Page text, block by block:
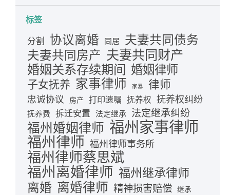
标签
分割 协议离婚 同居 夫妻共同债务
夫妻共同房产 夫妻共同财产
婚姻关系存续期间 婚姻律师
子女抚养 家事律师 家暴 律师
忠诚协议 房产 打印遗嘱 抚养权 抚养权纠纷
抚养费 拆迁安置 法定继承 法定继承纠纷
福州婚姻律师 福州家事律师
福州律师 福州律师事务所
福州律师蔡思斌
福州离婚律师 福州继承律师
离婚 离婚律师 精神损害赔偿 继承